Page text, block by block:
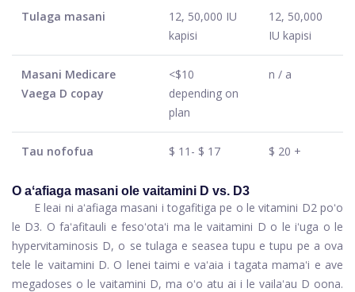
Tulaga masani
12, 50,000 IU
kapisi
12, 50,000
IU kapisi
Masani Medicare
Vaega D copay
<$10
depending on
plan
n / a
Tau nofofua $ 11- $ 17 $ 20 +
O aʻafiaga masani ole vaitamini D vs. D3
E leai ni aʻafiaga masani i togafitiga pe o le vitamini D2 poʻo
le D3. O faʻafitauli e fesoʻotaʻi ma le vaitamini D o le iʻuga o le
hypervitaminosis D, o se tulaga e seasea tupu e tupu pe a ova
tele le vaitamini D. O lenei taimi e vaʻaia i tagata mamaʻi e ave
megadoses o le vaitamini D, ma oʻo atu ai i le vailaʻau D oona.